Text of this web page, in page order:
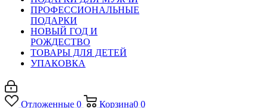
ПРОФЕССИОНАЛЬНЫЕ
ПОДАРКИ
НОВЫЙ ГОД И
РОЖДЕСТВО
ТОВАРЫ ДЛЯ ДЕТЕЙ
УПАКОВКА
Отложенные 0 Корзина0 0